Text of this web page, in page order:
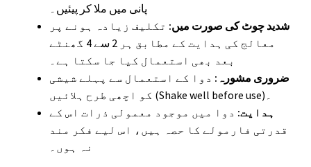
پانی میں ملا کر پیئیں۔
شدید چوٹ کی صورت میں: تکلیف زیادہ ہونے پر
معالج کی ہدایت کے مطابق ہر 2 سے 4 گھنٹے
بعد بھی استعمال کیا جا سکتا ہے۔
ضروری مشورہ: دوا کے استعمال سے پہلے شیشی
ہدایت: دوا میں موجود معمولی ذرات اس کے
قدرتی فارمولے کا حصہ ہیں، اس لیے فکر مند
نہ ہوں۔